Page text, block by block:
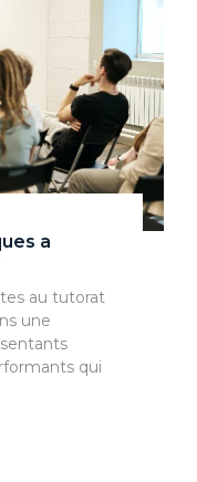
a
au tutorat
une
qui